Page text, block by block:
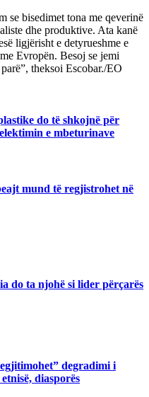
se bisedimet tona me qeverinë
dhe produktive. Ata kanë
ligjërisht e detyrueshme e
Evropën. Besoj se jemi
theksoi Escobar./EO
do të shkojnë për
e mbeturinave
mund të regjistrohet në
do ta njohë si lider përçarës
degradimi i
diasporës